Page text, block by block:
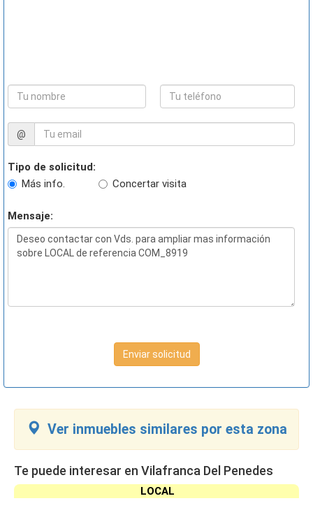
@
Tipo de solicitud:
Más info.
Concertar visita
Mensaje:
Enviar solicitud
Ver inmuebles similares por esta zona
Te puede interesar en Vilafranca Del Penedes
LOCAL